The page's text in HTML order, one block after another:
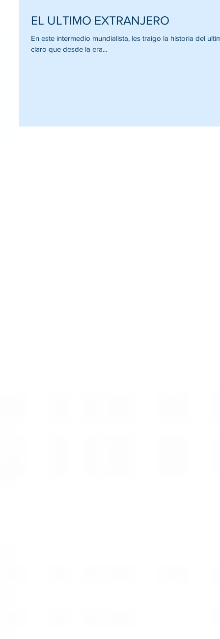
EL ULTIMO EXTRANJERO
En este intermedio mundialista, les traigo la historia del
claro que desde la era...